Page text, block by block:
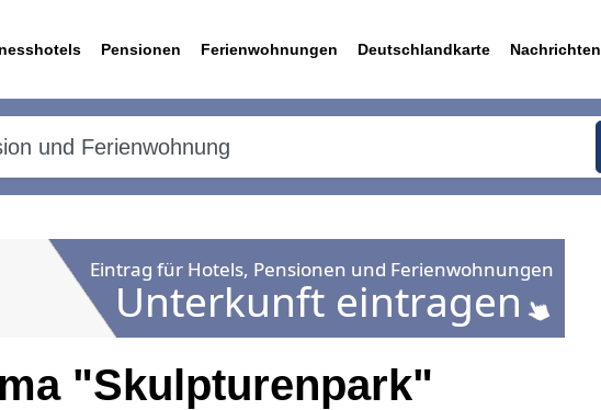
Pensionen Ferienwohnungen Deutschlandkarte Nachrichten
"Skulpturenpark"